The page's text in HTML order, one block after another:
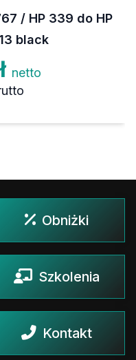
/ HP 339 do HP
black
netto
Obniżki
Szkolenia
Kontakt